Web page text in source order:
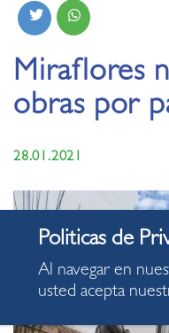
Miraflores
obras por
28.01.2021
Al navegar en
usted acepta